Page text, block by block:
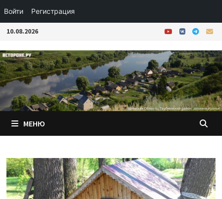
Войти Регистрация
Перейти
содержимому
10.08.2026
МЕНЮ